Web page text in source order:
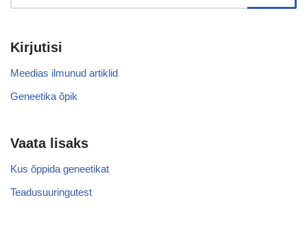
Kirjutisi
Meedias ilmunud artiklid
Geneetika õpik
Vaata lisaks
Kus õppida geneetikat
Teadusuuringutest